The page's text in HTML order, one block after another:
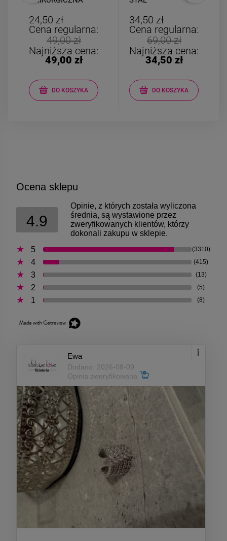
24,50 zł
Cena regularna:
49,00 zł
Najniższa cena:
49,00 zł
DO KOSZYKA
kulki kolorowe
34,50 zł
Cena regularna:
69,00 zł
Najniższa cena:
34,50 zł
DO KOSZYKA
Ocena sklepu
4.9
Opinie, z których została wyliczona
średnia, są wystawione przez
zweryfikowanych klientów, którzy
dokonali zakupu w sklepie.
5
(3310)
4 (415)
3 (13)
2 (5)
1 (8)
Ewa
Dodano: 2026-08-09
Opinia zweryfikowana